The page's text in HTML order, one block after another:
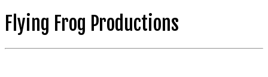
Flying Frog Productions